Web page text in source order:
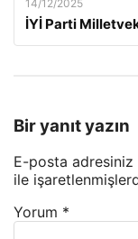
14/12/2025
İYİ Parti
Bir yanıt yazın
E-posta adresiniz
ile
Yorum *